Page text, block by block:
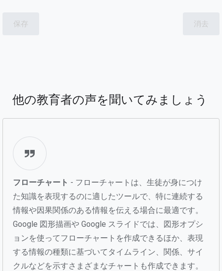
保存 消去
他の教育者の声を聞いてみましょう
フローチャート - フローチャートは、生徒が身につけ
た知識を表現するのに適したツールで、特に連続する
情報や因果関係のある情報を伝える場合に最適です。
Google 図形描画や Google スライドでは、図形オプシ
ョンを使ってフローチャートを作成できるほか、表現
する情報の種類に基づいてタイムライン、関係、サイ
クルなどを示すさまざまなチャートも作成できます。